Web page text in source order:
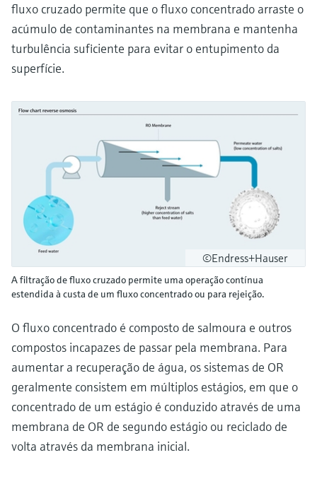
fluxo cruzado permite que o fluxo concentrado arraste o
acúmulo de contaminantes na membrana e mantenha
turbulência suficiente para evitar o entupimento da
superfície.
©Endress+Hauser
A filtração de fluxo cruzado permite uma operação contínua
estendida à custa de um fluxo concentrado ou para rejeição.
O fluxo concentrado é composto de salmoura e outros
compostos incapazes de passar pela membrana. Para
aumentar a recuperação de água, os sistemas de OR
geralmente consistem em múltiplos estágios, em que o
concentrado de um estágio é conduzido através de uma
membrana de OR de segundo estágio ou reciclado de
volta através da membrana inicial.